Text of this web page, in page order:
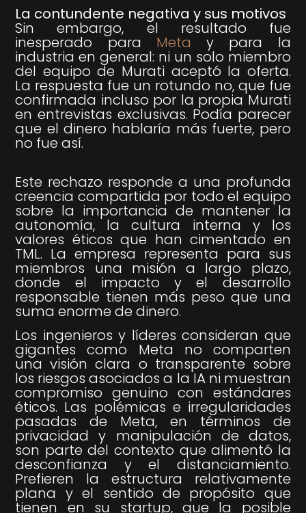
La contundente negativa y sus motivos
Sin embargo, el resultado fue
inesperado para Meta y para la
industria en general: ni un solo miembro
del equipo de Murati aceptó la oferta.
La respuesta fue un rotundo no, que fue
confirmada incluso por la propia Murati
en entrevistas exclusivas. Podía parecer
que el dinero hablaría más fuerte, pero
no fue así.
Este rechazo responde a una profunda
creencia compartida por todo el equipo
sobre la importancia de mantener la
autonomía, la cultura interna y los
valores éticos que han cimentado en
TML. La empresa representa para sus
miembros una misión a largo plazo,
donde el impacto y el desarrollo
responsable tienen más peso que una
suma enorme de dinero.
Los ingenieros y líderes consideran que
gigantes como Meta no comparten
una visión clara o transparente sobre
los riesgos asociados a la IA ni muestran
compromiso genuino con estándares
éticos. Las polémicas e irregularidades
pasadas de Meta, en términos de
privacidad y manipulación de datos,
son parte del contexto que alimentó la
desconfianza y el distanciamiento.
Prefieren la estructura relativamente
plana y el sentido de propósito que
tienen en su startup, que la posible